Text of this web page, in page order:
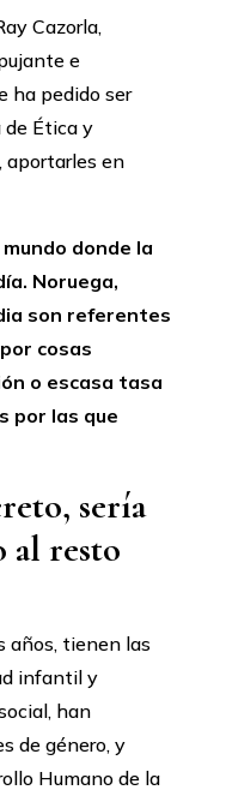
Cazorla,
e
ha pedido ser
de Ética y
aportarles en
donde la
Noruega,
son referentes
cosas
o escasa tasa
por las que
sería
al resto
años, tienen las
infantil y
han
de género, y
Humano de la